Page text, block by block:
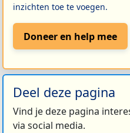
inzichten toe te voegen.
Doneer en help mee
Deel deze pagina
Vind je deze pagina
via social media.